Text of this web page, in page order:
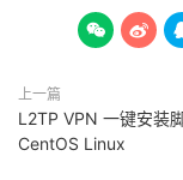
 
上一篇
L2TP VPN 一键安装
CentOS Linux